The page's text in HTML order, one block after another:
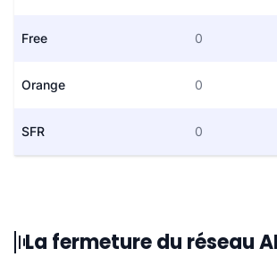
Free 0
Orange 0
SFR 0
La fermeture du réseau